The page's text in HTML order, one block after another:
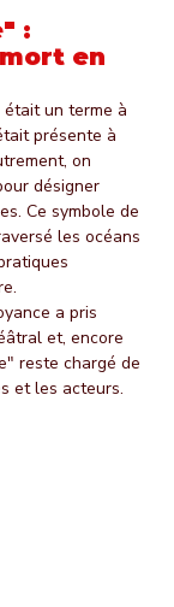
:
en
était un terme à
présente à
on
désigner
Ce symbole de
les océans
a pris
et, encore
reste chargé de
et les acteurs.